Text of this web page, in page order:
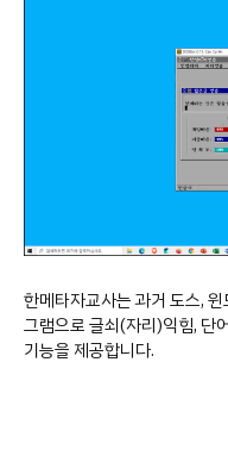
한메타자교사는 과거 도스,
그램으로 글쇠(자리)익힘, 단
기능을 제공합니다.